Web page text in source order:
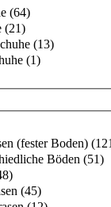
(64)
(21)
(13)
(1)
(fester Boden)
Böden (51)
(45)